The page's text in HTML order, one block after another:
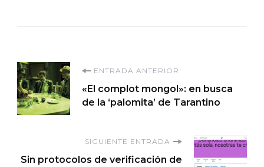
Navegación
de
entradas
ENTRADA ANTERIOR
«El complot mongol»: en busca
de la ‘palomita’ de Tarantino
SIGUIENTE ENTRADA
Sin protocolos de verificación de